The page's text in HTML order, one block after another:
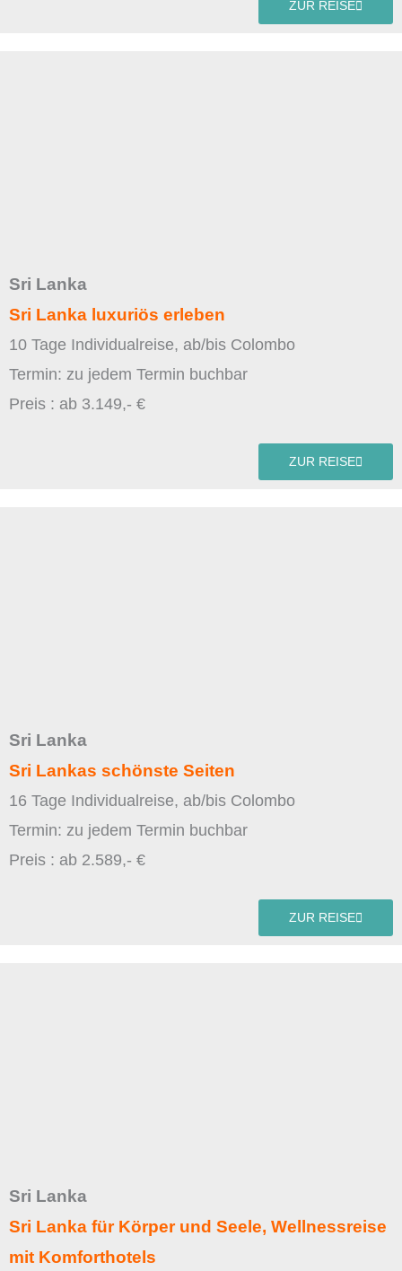
ZUR REISE
Sri Lanka
Sri Lanka luxuriös erleben
10 Tage Individualreise, ab/bis Colombo
Termin: zu jedem Termin buchbar
Preis : ab 3.149,- €
ZUR REISE
Sri Lanka
Sri Lankas schönste Seiten
16 Tage Individualreise, ab/bis Colombo
Termin: zu jedem Termin buchbar
Preis : ab 2.589,- €
ZUR REISE
Sri Lanka
Sri Lanka für Körper und Seele, Wellnessreise
mit Komforthotels